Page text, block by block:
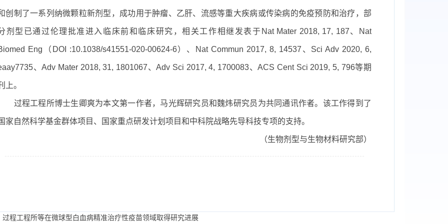
创制了一系列纳微颗粒新剂型，成功用于肿瘤、乙肝、流感等重大疾病或传染病的免疫预防和治疗，部
剂型已通过伦理批准进入临床前和临床研究，相关工作相继发表于Nat Mater 2018, 17, 187、Nat
Eng（DOI :10.1038/s41551-020-00624-6）、Nat Commun 2017, 8, 14537、Sci Adv 2020, 6,
、Adv Mater 2018, 31, 1801067、Adv Sci 2017, 4, 1700083、ACS Cent Sci 2019, 5, 796等期
上。
程工程所博士生卿爽为本文第一作者，马光辉研究员和魏炜研究员为共同通讯作者。该工作得到了
家自然科学基金群体项目、国家重点研发计划项目和中科院战略先导科技专项的支持。
（生物剂型与生物材料研究部）
过程工程所等在微球型白血病精准治疗性疫苗领域取得研究进展